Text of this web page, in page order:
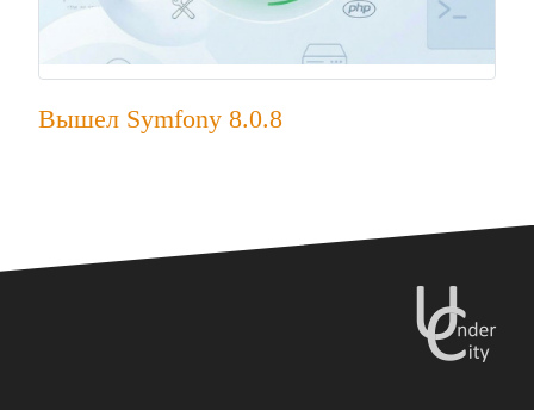
Вышел Symfony 8.0.8